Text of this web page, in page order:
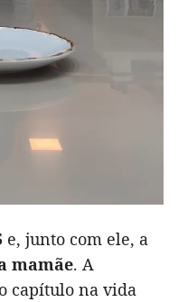
e, junto com ele, a
mamãe. A
capítulo na vida